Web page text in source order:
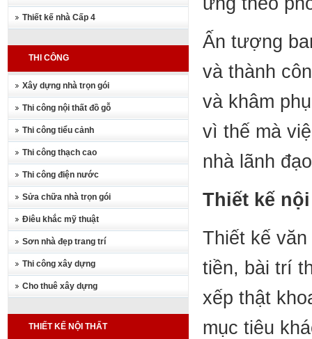
Thiết kế nhà Cấp 4
THI CÔNG
Xây dựng nhà trọn gói
Thi công nội thất đồ gỗ
Thi công tiểu cảnh
Thi công thạch cao
Thi công điện nước
Sửa chữa nhà trọn gói
Điêu khắc mỹ thuật
Sơn nhà đẹp trang trí
Thi công xây dựng
Cho thuê xây dựng
THIẾT KẾ NỘI THẤT
Ấn tượng
và thành
và khâm
vì thế mà
nhà lãnh
Thiết kế
Thiết kế
tiền, bài trí
xếp thật
mục tiêu